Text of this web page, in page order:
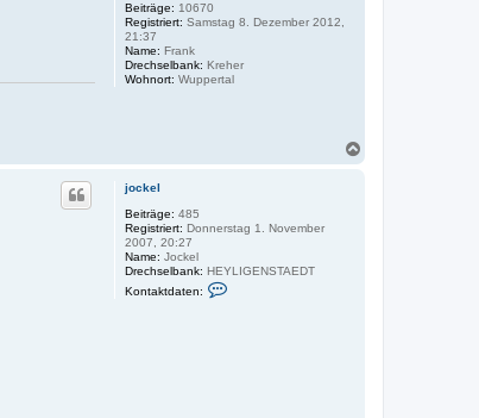
Beiträge: 10670
Registriert: Samstag 8. Dezember 2012,
21:37
Name: Frank
Drechselbank: Kreher
Wohnort: Wuppertal
jockel
Beiträge: 485
Registriert: Donnerstag 1. November
2007, 20:27
Name: Jockel
Drechselbank: HEYLIGENSTAEDT
Kontaktdaten: